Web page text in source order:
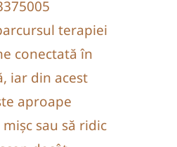
terapiei
conectată în
iar din acest
aproape
sau să ridic